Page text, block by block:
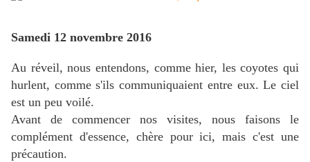
Samedi 12 novembre 2016
Au réveil, nous entendons, comme hier, les coyotes qui
hurlent, comme s'ils communiquaient entre eux. Le ciel
est un peu voilé.
Avant de commencer nos visites, nous faisons le
complément d'essence, chère pour ici, mais c'est une
précaution.